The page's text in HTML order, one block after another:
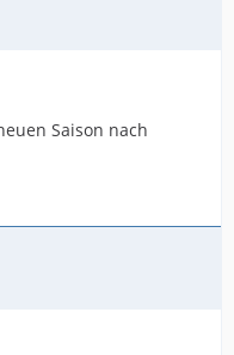
Saison nach